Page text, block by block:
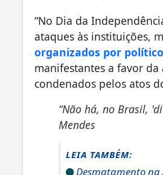
“No Dia da
ataques às instituições,
organizados por
manifestantes a favor
condenados pelos atos
“Não há, no Brasil,
Mendes
LEIA TAMBÉM:
Desmatamento na